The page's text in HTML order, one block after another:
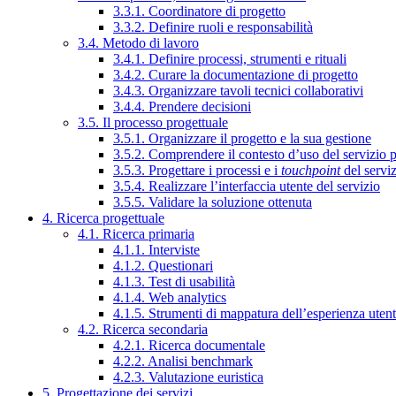
3.3.1. Coordinatore di progetto
3.3.2. Definire ruoli e responsabilità
3.4. Metodo di lavoro
3.4.1. Definire processi, strumenti e rituali
3.4.2. Curare la documentazione di progetto
3.4.3. Organizzare tavoli tecnici collaborativi
3.4.4. Prendere decisioni
3.5. Il processo progettuale
3.5.1. Organizzare il progetto e la sua gestione
3.5.2. Comprendere il contesto d’uso del servizio
3.5.3. Progettare i processi e i touchpointdel
3.5.4. Realizzare l’interfaccia utente del servizio
3.5.5. Validare la soluzione ottenuta
4. Ricerca progettuale
4.1. Ricerca primaria
4.1.1. Interviste
4.1.2. Questionari
4.1.3. Test di usabilità
4.1.4. Web analytics
4.1.5. Strumenti di mappatura dell’esperienza
4.2. Ricerca secondaria
4.2.1. Ricerca documentale
4.2.2. Analisi benchmark
4.2.3. Valutazione euristica
5. Progettazione dei servizi